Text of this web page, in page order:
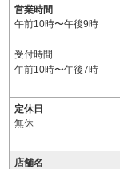
営業時間
午前10時〜午後9時
受付時間
午前10時〜午後7時
定休日
無休
店舗名